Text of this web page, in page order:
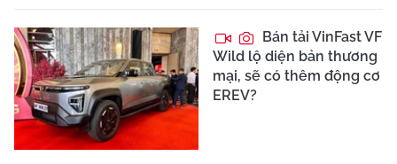
Bán tải VinFast VF
Wild lộ diện bản thương
mại, sẽ có thêm động cơ
EREV?